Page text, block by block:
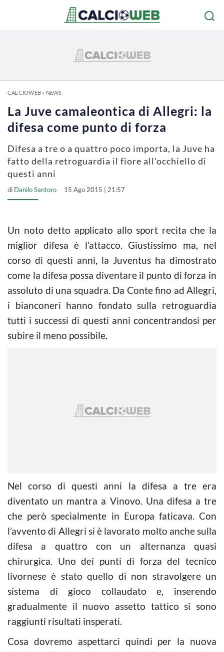
CALCIOWEB» NEWS
La Juve camaleontica di Allegri: la
difesa come punto di forza
Difesa a tre o a quattro poco importa, la Juve ha
fatto della retroguardia il fiore all'occhiello di
questi anni
di Danilo Santoro 15 Ago 2015 | 21:57
Un noto detto applicato allo sport recita che la
miglior difesa è l’attacco. Giustissimo ma, nel
corso di questi anni, la Juventus ha dimostrato
come la difesa possa diventare il punto di forza in
assoluto di una squadra. Da Conte fino ad Allegri,
i bianconeri hanno fondato sulla retroguardia
tutti i successi di questi anni concentrandosi per
subire il meno possibile.
Nel corso di questi anni la difesa a tre era
diventato un mantra a Vinovo. Una difesa a tre
che però specialmente in Europa faticava. Con
l’avvento di Allegri si è lavorato molto anche sulla
difesa a quattro con un alternanza quasi
chirurgica. Uno dei punti di forza del tecnico
livornese è stato quello di non stravolgere un
sistema di gioco collaudato e, inserendo
gradualmente il nuovo assetto tattico si sono
raggiunti risultati insperati.
Cosa dovremo aspettarci quindi per la nuova